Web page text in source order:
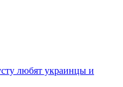
любят украинцы и